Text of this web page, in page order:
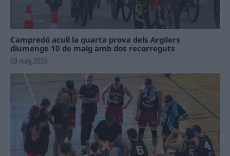
Campredó acull la quarta prova dels Argilers
diumenge 10 de maig amb dos recorreguts
09 maig 2026